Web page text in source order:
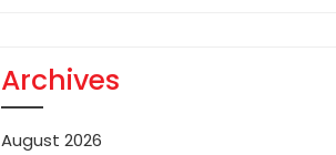
Archives
August 2026